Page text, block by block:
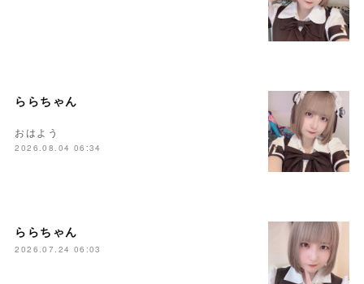
ららちゃん
おはよう
2026.08.04 06:34
ららちゃん
2026.07.24 06:03